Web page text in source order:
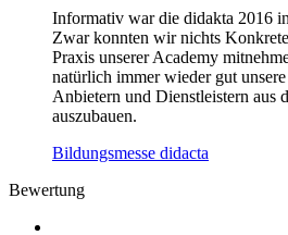
Informativ war die didakta 2016
Zwar konnten wir nichts
Praxis unserer Academy
natürlich immer wieder gut
Anbietern und Dienstleistern aus
auszubauen.
Bildungsmesse didacta
Bewertung